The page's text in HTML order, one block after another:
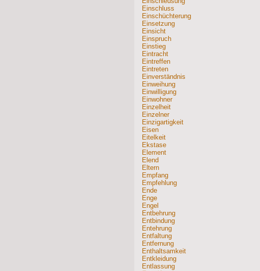
Einschluss
Einschüchterung
Einsetzung
Einsicht
Einspruch
Einstieg
Eintracht
Eintreffen
Eintreten
Einverständnis
Einweihung
Einwilligung
Einwohner
Einzelheit
Einzelner
Einzigartigkeit
Eisen
Eitelkeit
Ekstase
Element
Elend
Eltern
Empfang
Empfehlung
Ende
Enge
Engel
Entbehrung
Entbindung
Entehrung
Entfaltung
Entfernung
Enthaltsamkeit
Entkleidung
Entlassung